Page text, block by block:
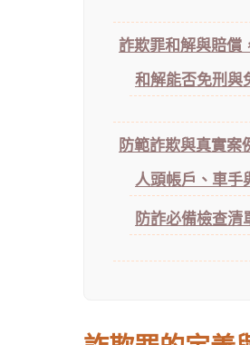
詐欺罪和解與賠償
和解能否免刑與
防範詐欺與真實案
人頭帳戶、車手
防詐必備檢查清